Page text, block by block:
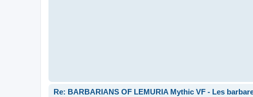
Re: BARBARIANS OF LEMURIA Mythic VF - Les